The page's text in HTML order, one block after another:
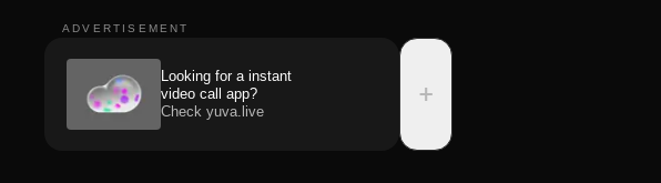
ADVERTISEMENT
Looking for a instant
video call app?
Check yuva.live
+